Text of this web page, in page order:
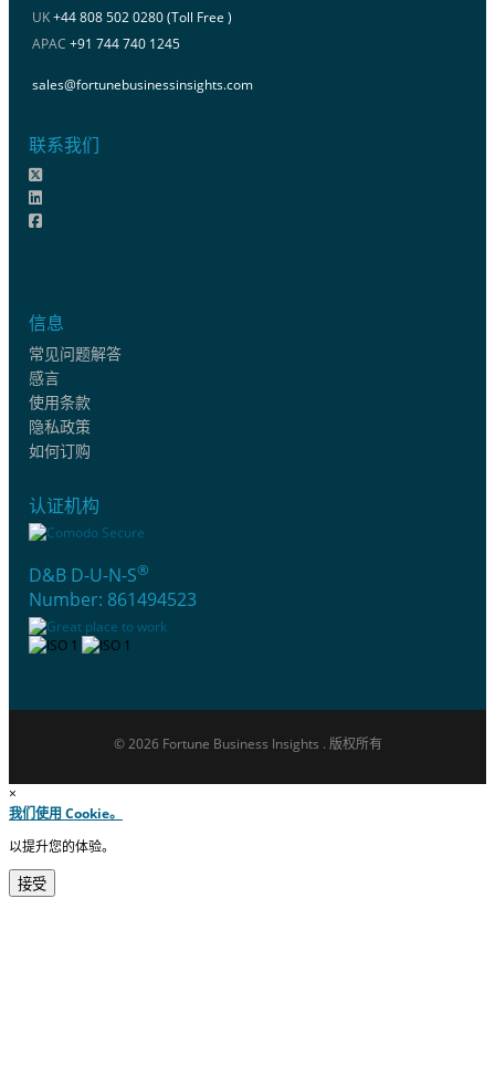
UK+44 808 502 0280 (Toll Free )
APAC +91 744 740 1245
sales@fortunebusinessinsights.com
联系我们
信息
常见问题解答
感言
使用条款
隐私政策
如何订购
认证机构
D&B D-U-N-S®
Number: 861494523
© 2026 Fortune Business Insights . 版权所有
×
我们使用 Cookie。
以提升您的体验。
接受